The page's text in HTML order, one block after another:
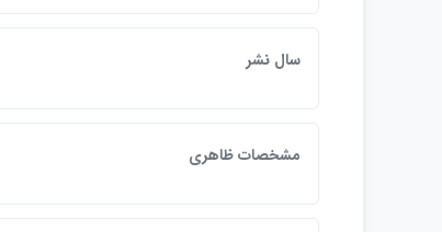
سال نشر
مشخصات ظاهري